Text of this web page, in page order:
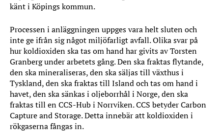
känt i Köpings kommun.
Processen i anläggningen uppges vara helt sluten och
inte ge ifrån sig något miljöfarligt avfall. Olika svar på
hur koldioxiden ska tas om hand har givits av Torsten
Granberg under arbetets gång. Den ska fraktas flytande,
den ska mineraliseras, den ska säljas till växthus i
Tyskland, den ska fraktas till Island och tas om hand i
havet, den ska sänkas i oljeborrhål i Norge, den ska
fraktas till en CCS-Hub i Norrviken. CCS betyder Carbon
Capture and Storage. Detta innebär att koldioxiden i
rökgaserna fångas in.